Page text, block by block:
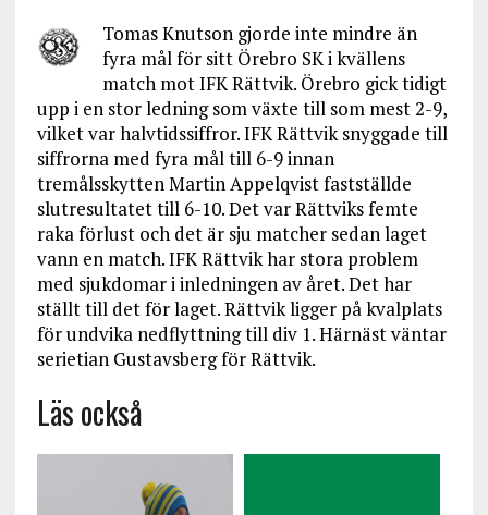
Tomas Knutson gjorde inte mindre än
fyra mål för sitt Örebro SK i kvällens
match mot IFK Rättvik. Örebro gick tidigt
upp i en stor ledning som växte till som mest 2-9,
vilket var halvtidssiffror. IFK Rättvik snyggade till
siffrorna med fyra mål till 6-9 innan
tremålsskytten Martin Appelqvist fastställde
slutresultatet till 6-10. Det var Rättviks femte
raka förlust och det är sju matcher sedan laget
vann en match. IFK Rättvik har stora problem
med sjukdomar i inledningen av året. Det har
ställt till det för laget. Rättvik ligger på kvalplats
för undvika nedflyttning till div 1. Härnäst väntar
serietian Gustavsberg för Rättvik.
Läs också